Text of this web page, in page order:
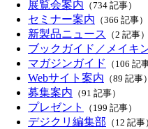
展覧会案内 （734 記事）
セミナー案内 （366 記事）
新製品ニュース （2 記事）
ブックガイド／メイキ
マガジンガイド （106 記
Webサイト案内 （89 記事）
募集案内 （91 記事）
プレゼント （199 記事）
デジクリ編集部 （12 記事